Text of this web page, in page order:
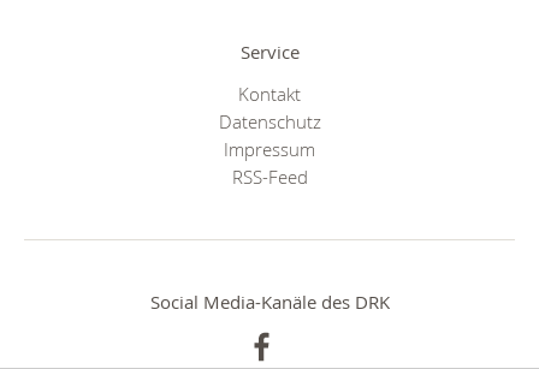
Service
Kontakt
Datenschutz
Impressum
RSS-Feed
Social Media-Kanäle des DRK